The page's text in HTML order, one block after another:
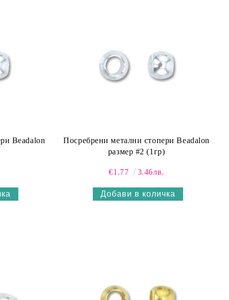
Beadalon
Посребрени метални стопери Beadalon
размер #2 (1гр)
€1.77 3.46лв.